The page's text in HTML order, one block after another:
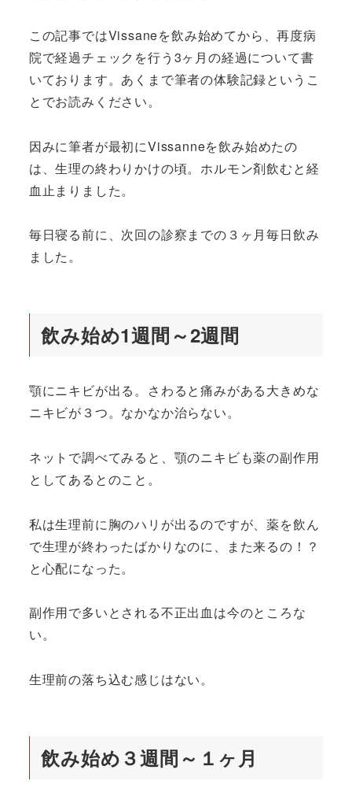
この記事ではVissaneを飲み始めてから、再度病
院で経過チェックを行う3ヶ月の経過について書
いております。あくまで筆者の体験記録というこ
とでお読みください。
因みに筆者が最初にVissanneを飲み始めたの
は、生理の終わりかけの頃。ホルモン剤飲むと経
血止まりました。
毎日寝る前に、次回の診察までの３ヶ月毎日飲み
ました。
飲み始め1週間～2週間
顎にニキビが出る。さわると痛みがある大きめな
ニキビが３つ。なかなか治らない。
ネットで調べてみると、顎のニキビも薬の副作用
としてあるとのこと。
私は生理前に胸のハリが出るのですが、薬を飲ん
で生理が終わったばかりなのに、また来るの！？
と心配になった。
副作用で多いとされる不正出血は今のところな
い。
生理前の落ち込む感じはない。
飲み始め３週間～１ヶ月